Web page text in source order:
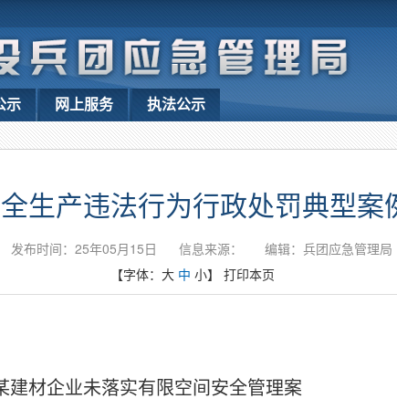
示 网上服务 执法公示
生产违法行为行政处罚典型案
发布时间：25年05月15日 信息来源：
编辑：兵团应急管理局
【字体： 大 中 小】 打印本页
建材企业未落实有限空间安全管理案